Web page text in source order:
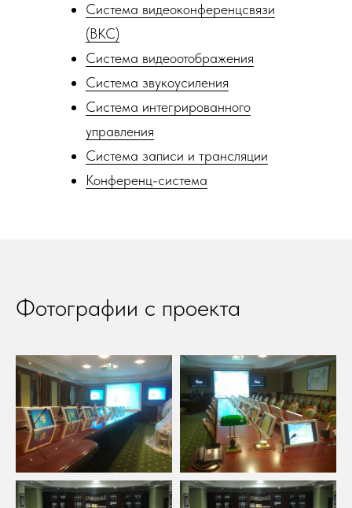
Система видеоконференцсвязи
(ВКС)
Система видеоотображения
Система звукоусиления
Система интегрированного
управления
Система записи и трансляции
Конференц-система
Фотографии с проекта